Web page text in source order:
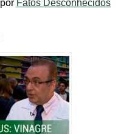
por Fatos Desconhecidos